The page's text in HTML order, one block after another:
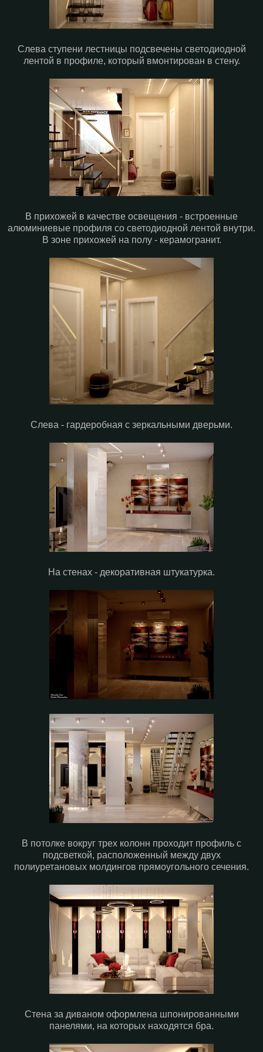
Слева ступени лестницы подсвечены светодиодной
лентой в профиле, который вмонтирован в стену.
В прихожей в качестве освещения - встроенные
алюминиевые профиля со светодиодной лентой внутри.
В зоне прихожей на полу - керамогранит.
Слева - гардеробная с зеркальными дверьми.
На стенах - декоративная штукатурка.
В потолке вокруг трех колонн проходит профиль с
подсветкой, расположенный между двух
полиуретановых молдингов прямоугольного сечения.
Стена за диваном оформлена шпонированными
панелями, на которых находятся бра.